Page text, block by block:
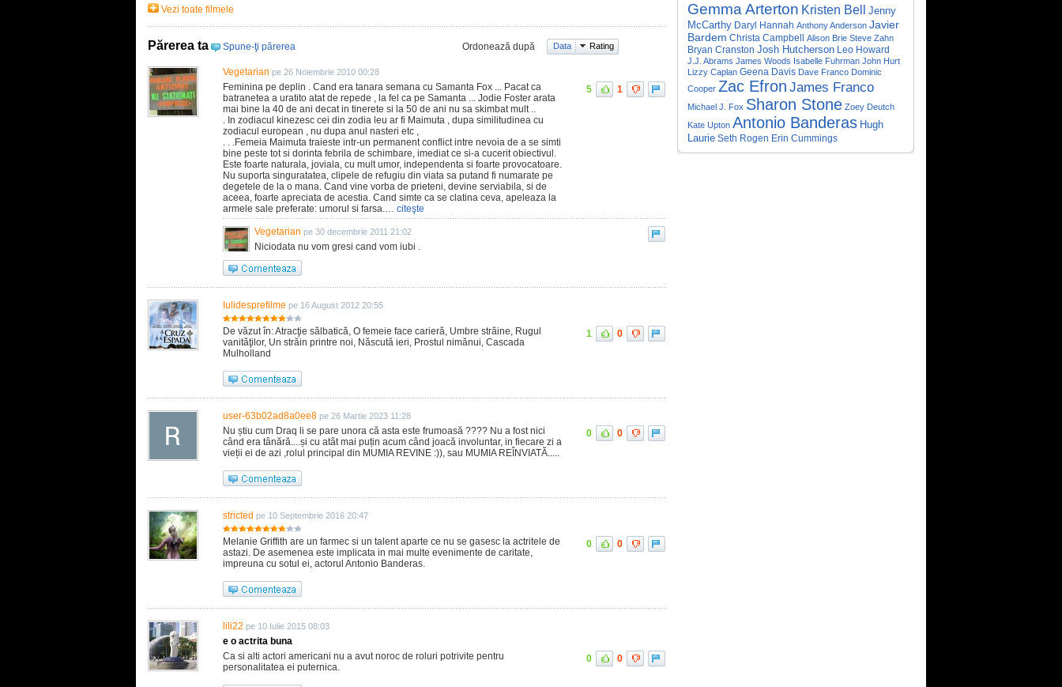
Vezi toate filmele
Părerea ta Spune-ţi părerea Ordonează după Data Rating
Vegetarian pe 26 Noiembrie 2010 00:28
Feminina pe deplin . Cand era tanara semana cu Samanta Fox ... Pacat ca
batranetea a uratito atat de repede , la fel ca pe Samanta ... Jodie Foster arata
mai bine la 40 de ani decat in tinerete si la 50 de ani nu sa skimbat mult ..
. In zodiacul kinezesc cei din zodia leu ar fi Maimuta , dupa similitudinea cu
zodiacul european , nu dupa anul nasteri etc ,
. . .Femeia Maimuta traieste intr-un permanent conflict intre nevoia de a se simti
bine peste tot si dorinta febrila de schimbare, imediat ce si-a cucerit obiectivul.
Este foarte naturala, joviala, cu mult umor, independenta si foarte provocatoare.
Nu suporta singuratatea, clipele de refugiu din viata sa putand fi numarate pe
degetele de la o mana. Cand vine vorba de prieteni, devine serviabila, si de
aceea, foarte apreciata de acestia. Cand simte ca se clatina ceva, apeleaza la
armele sale preferate: umorul si farsa.… citeşte
5 1
Vegetarian pe 30 decembrie 2011 21:02
Niciodata nu vom gresi cand vom iubi .
Iulidesprefilme pe 16 August 2012 20:55
De văzut în: Atracţie sălbatică, O femeie face carieră, Umbre străine, Rugul
vanităţilor, Un străin printre noi, Născută ieri, Prostul nimănui, Cascada
Mulholland
1 0
user-63b02ad8a0ee8 pe 26 Martie 2023 11:28
Nu știu cum Draq li se pare unora că asta este frumoasă ???? Nu a fost nici
când era tânără....și cu atât mai puțin acum când joacă involuntar, in fiecare zi a
vieții ei de azi ,rolul principal din MUMIA REVINE :)), sau MUMIA REÎNVIATĂ.....
0 0
stricted pe 10 Septembrie 2016 20:47
Melanie Griffith are un farmec si un talent aparte ce nu se gasesc la actritele de
astazi. De asemenea este implicata in mai multe evenimente de caritate,
impreuna cu sotul ei, actorul Antonio Banderas.
0 0
lili22 pe 10 Iulie 2015 08:03
e o actrita buna
Ca si alti actori americani nu a avut noroc de roluri potrivite pentru
personalitatea ei puternica.
0 0
Gemma Arterton Kristen Bell
Jenny
McCarthy Daryl Hannah Anthony Anderson Javier
Bardem Christa Campbell Alison Brie Steve Zahn
Bryan Cranston Josh Hutcherson Leo Howard
J.J. Abrams James Woods Isabelle Fuhrman John Hurt
Lizzy Caplan Geena Davis Dave Franco Dominic
Cooper Zac Efron James Franco
Michael J. Fox Sharon Stone Zoey Deutch
Kate Upton Antonio Banderas Hugh
Laurie Seth Rogen Erin Cummings